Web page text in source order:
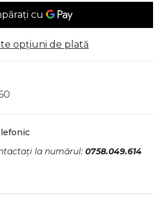
opțiuni de plată
la numărul: 0758.049.614